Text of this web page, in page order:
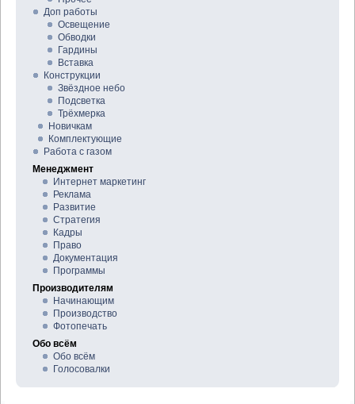
Доп работы
Освещение
Обводки
Гардины
Вставка
Конструкции
Звёздное небо
Подсветка
Трёхмерка
Новичкам
Комплектующие
Работа с газом
Менеджмент
Интернет маркетинг
Реклама
Развитие
Стратегия
Кадры
Право
Документация
Программы
Производителям
Начинающим
Производство
Фотопечать
Обо всём
Обо всём
Голосовалки